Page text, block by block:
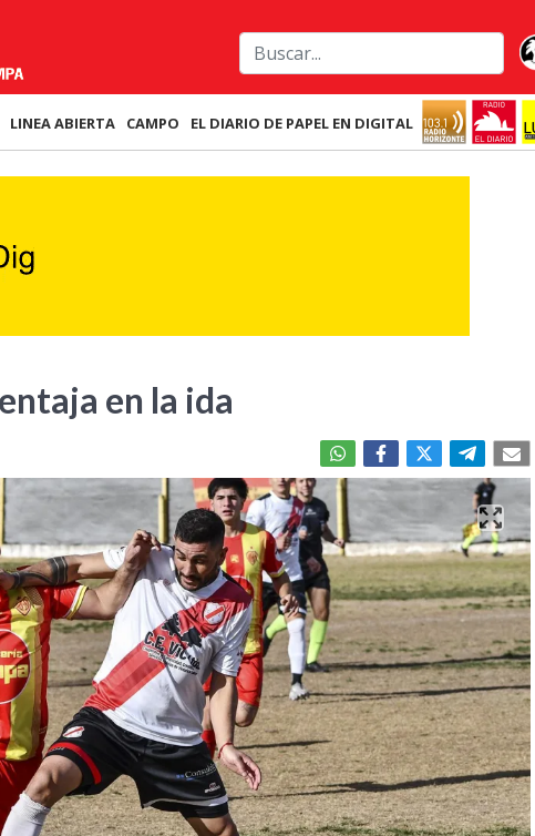
LINEA ABIERTA CAMPO EL DIARIO DE PAPEL EN DIGITAL
en la ida